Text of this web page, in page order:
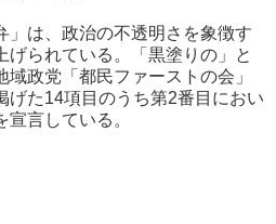
」は、政治の不透明さを象徴す
げられている。「黒塗りの」と
政党「都民ファーストの会」
げた14項目のうち第2番目におい
言している。